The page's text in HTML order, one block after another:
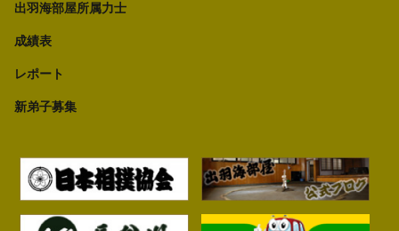
出羽海部屋所属力士
成績表
レポート
新弟子募集